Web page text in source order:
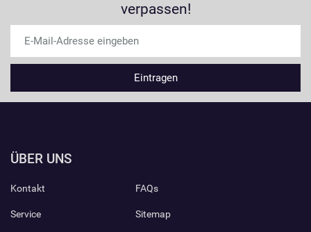
verpassen!
ÜBER UNS
Kontakt
Service
FAQs
Sitemap